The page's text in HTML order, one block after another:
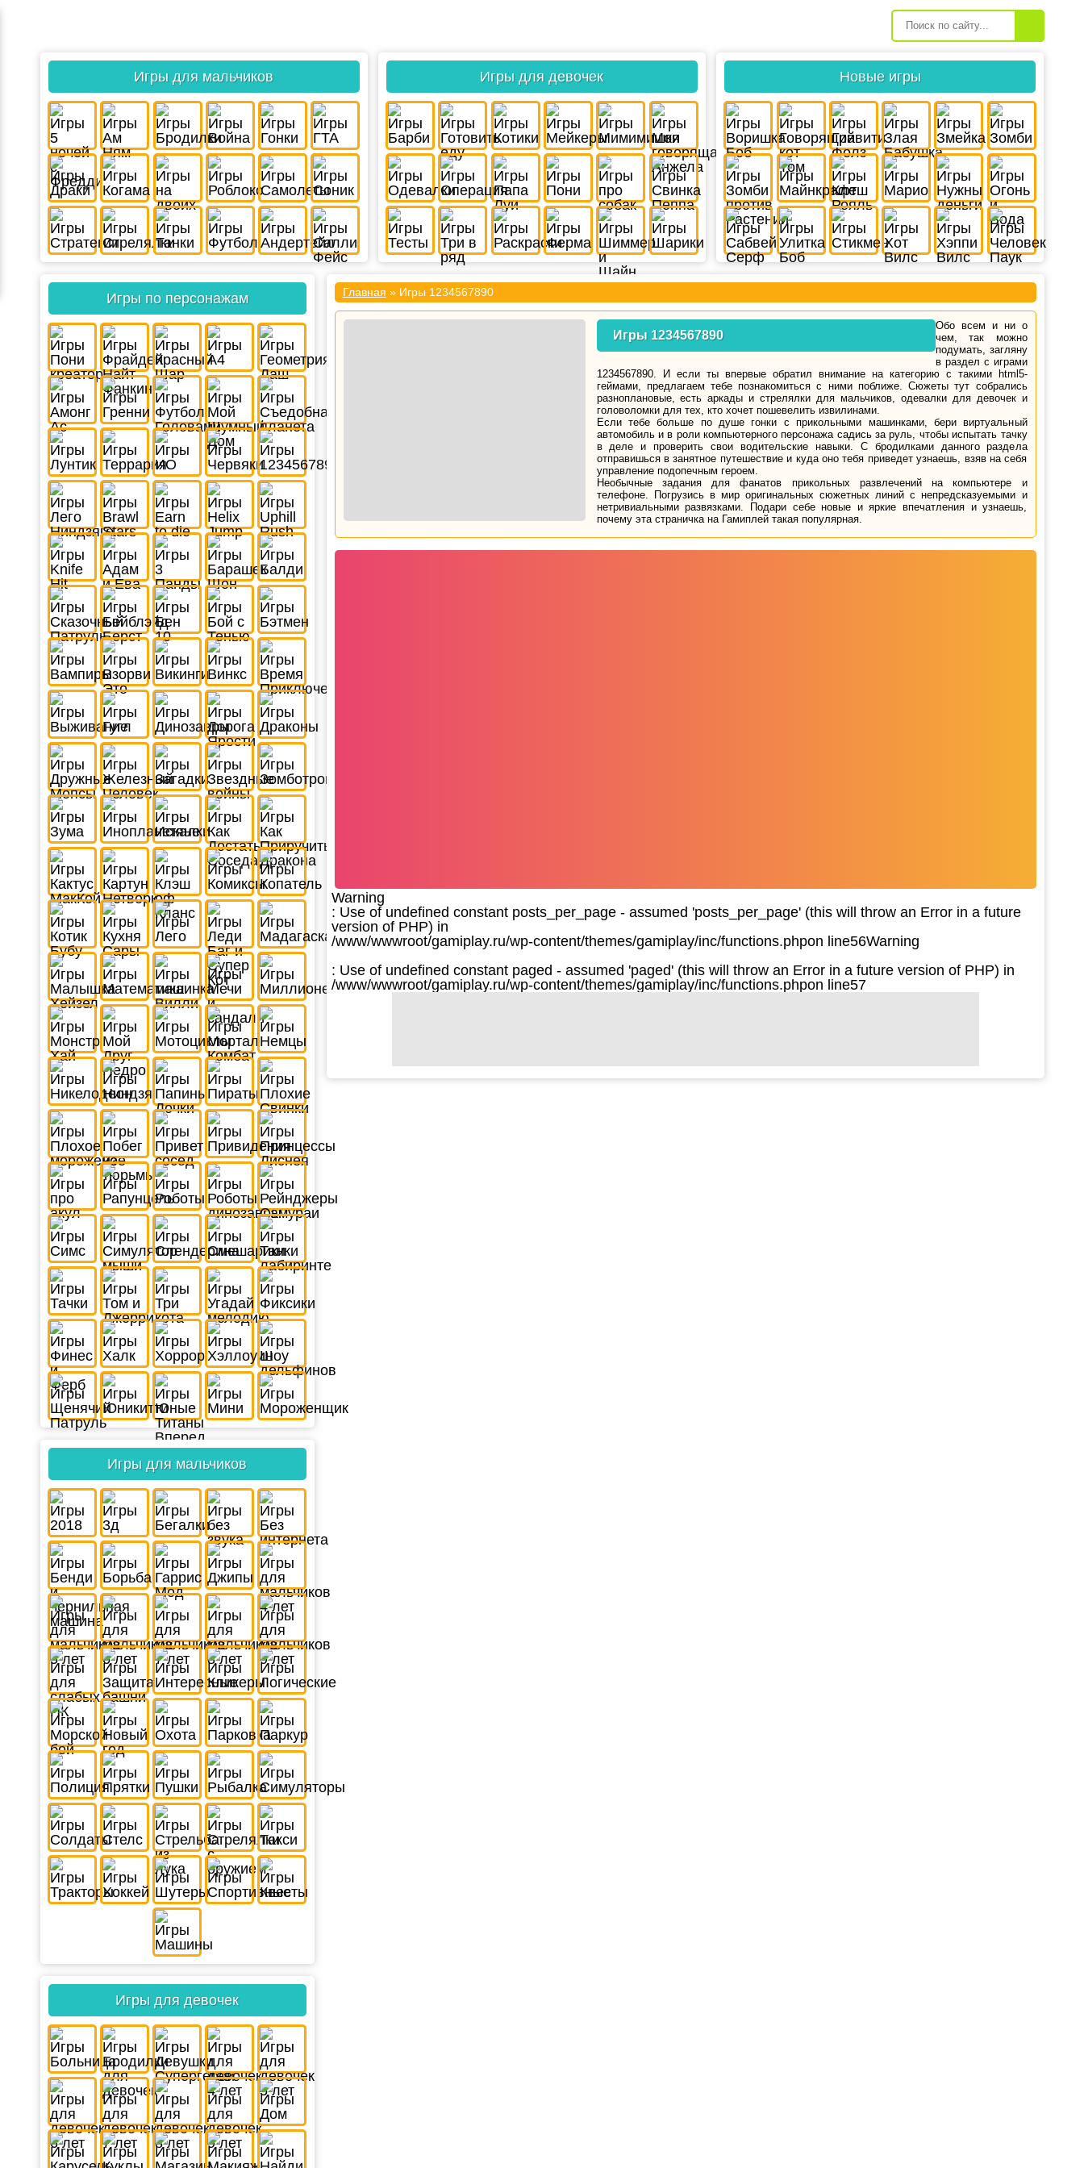
Игры для мальчиков Игры для девочек Новые игры
Игры по персонажам
Игры для мальчиков
Игры для девочек
Главная » Игры 1234567890
Игры 1234567890
Обо всем и ни о
чем, так можно
подумать, загляну
в раздел с играми
1234567890. И если ты впервые обратил внимание на категорию с такими html5-
геймами, предлагаем тебе познакомиться с ними поближе. Сюжеты тут собрались
разноплановые, есть аркады и стрелялки для мальчиков, одевалки для девочек и
головоломки для тех, кто хочет пошевелить извилинами.
Если тебе больше по душе гонки с прикольными машинками, бери виртуальный
автомобиль и в роли компьютерного персонажа садись за руль, чтобы испытать тачку
в деле и проверить свои водительские навыки. С бродилками данного раздела
отправишься в занятное путешествие и куда оно тебя приведет узнаешь, взяв на себя
управление подопечным героем.
Необычные задания для фанатов прикольных развлечений на компьютере и
телефоне. Погрузись в мир оригинальных сюжетных линий с непредсказуемыми и
нетривиальными развязками. Подари себе новые и яркие впечатления и узнаешь,
почему эта страничка на Гамиплей такая популярная.
Warning
: Use of undefined constant posts_per_page - assumed 'posts_per_page' (this will throw an Error in a future
version of PHP) in
/www/wwwroot/gamiplay.ru/wp-content/themes/gamiplay/inc/functions.phpon line56Warning
: Use of undefined constant paged - assumed 'paged' (this will throw an Error in a future version of PHP) in
/www/wwwroot/gamiplay.ru/wp-content/themes/gamiplay/inc/functions.phpon line57